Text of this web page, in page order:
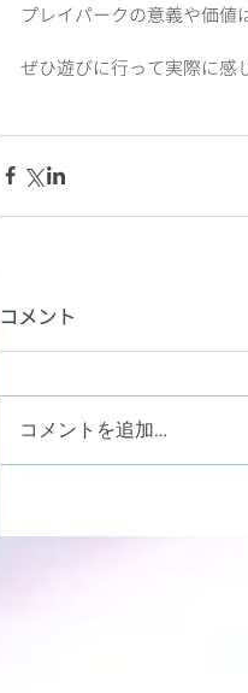
プレイパークの意義や価値
ぜひ遊びに行って実際に感
コメント
コメントを追加…